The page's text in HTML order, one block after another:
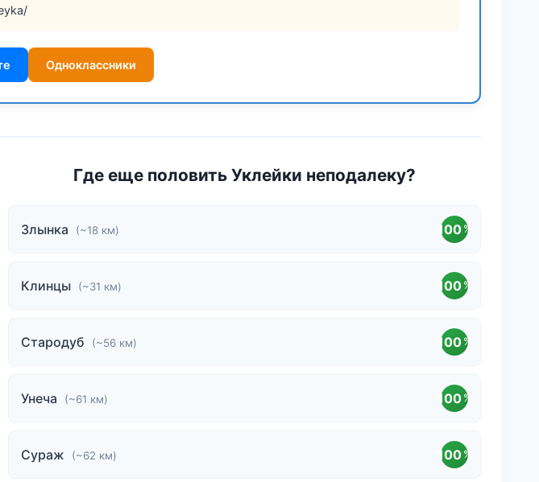
Одноклассники
Где еще половить Уклейки неподалеку?
Злынка (~18 км) 100 %
Клинцы (~31 км) 100 %
Стародуб (~56 км) 100 %
Унеча (~61 км) 100 %
Сураж (~62 км) 100 %